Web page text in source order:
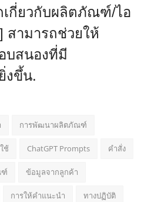
เกี่ยวกับผลิตภัณฑ์/ไอ
สามารถช่วยให้
บสนองที่มี
งขึ้น.
การพัฒนาผลิตภัณฑ์
ช้ ChatGPT Prompts คำสั่ง
ฑ์ ข้อมูลจากลูกค้า
การให้คำแนะนำ ทางปฏิบัติ